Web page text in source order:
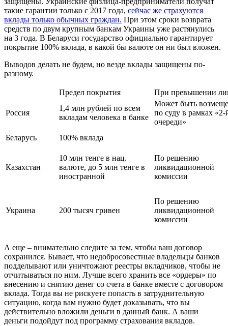
такие гарантии только с 2017 года, сейчас же страхуются
вклады только обычных граждан. При этом сроки возврата
средств по двум крупным банкам Украины уже растянулись
на 3 года. В Беларуси государство официально гарантирует
покрытие 100% вклада, в какой бы валюте он ни был вложен.
Выводов делать не будем, но везде вклады защищены по-
разному.
Предел покрытия При превышении
Россия
1,4 млн рублей по всем
вкладам человека в банке
Может быть
по суду в рамках «2-
очереди»
Беларусь
100% вклада
Казахстан
10 млн тенге в нац.
валюте, до 5 млн тенге в
иностранной
По решению
ликвидационной
комиссии
Украина 200 тысяч гривен
По решению
ликвидационной
комиссии
А еще – внимательно следите за тем, чтобы ваш договор
сохранился. Бывает, что недобросовестные владельцы банков
подделывают или уничтожают реестры вкладчиков, чтобы не
отчитываться по ним. Лучше всего хранить все «ордеры» по
внесению и снятию денег со счета в банке вместе с договором
вклада. Тогда вы не рискуете попасть в затруднительную
ситуацию, когда вам нужно будет доказывать, что вы
действительно вложили деньги в данный банк. А ваши
деньги подойдут под программу страхования вкладов.